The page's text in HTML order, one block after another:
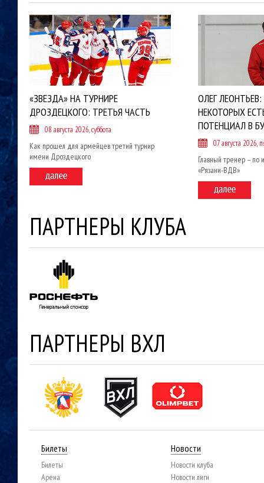
«ЗВЕЗДА» НА ТУРНИРЕ
ДРОЗДЕЦКОГО: ТРЕТЬЯ ЧАСТЬ
08 августа 2026, суббота
Как прошел для армейцев третий турнир
имени Дроздецкого
ОЛЕГ
НЕКОТОРЫХ
ПОТЕНЦИАЛ В
07 августа 2026,
Главный тренер – по
«Рязани-ВДВ»
ПАРТНЕРЫ КЛУБА
ПАРТНЕРЫ ВХЛ
Билеты
Билеты
Арена
Новости
Новости клуба
Новости лиги